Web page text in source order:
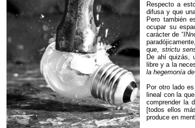
Respecto a
difusa y que
Pero también
ocupar su
carácter de “
que, strictu
De ahí quizás,
libre y a la
la hegemonía
Por otro lado
lineal con la
comprender la
[todos ellos
produce en